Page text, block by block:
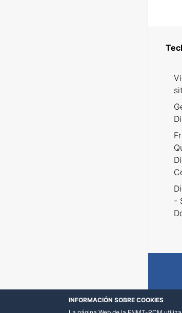
-
INFORMACIÓN SOBRE COOKIES